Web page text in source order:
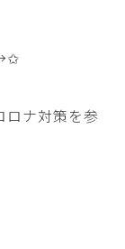
✩
ナ対策を参